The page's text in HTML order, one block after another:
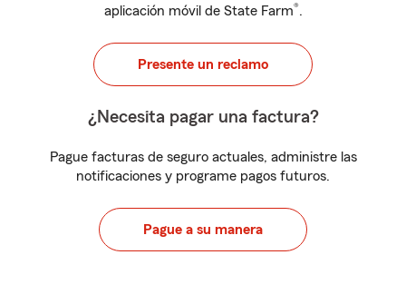
aplicación móvil de State Farm®.
Presente un reclamo
¿Necesita pagar una factura?
Pague facturas de seguro actuales, administre las
notificaciones y programe pagos futuros.
Pague a su manera